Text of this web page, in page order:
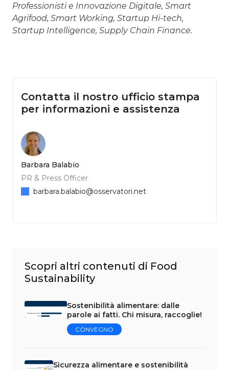
Professionisti e Innovazione Digitale, Smart
Agrifood, Smart Working, Startup Hi-tech,
Startup Intelligence, Supply Chain Finance.
Contatta il nostro ufficio stampa
per informazioni e assistenza
Barbara Balabio
PR & Press Officer
barbara.balabio@osservatori.net
Scopri altri contenuti di Food
Sustainability
Sostenibilità alimentare: dalle
parole ai fatti. Chi misura, raccoglie!
CONVEGNO
Sicurezza alimentare e sostenibilità